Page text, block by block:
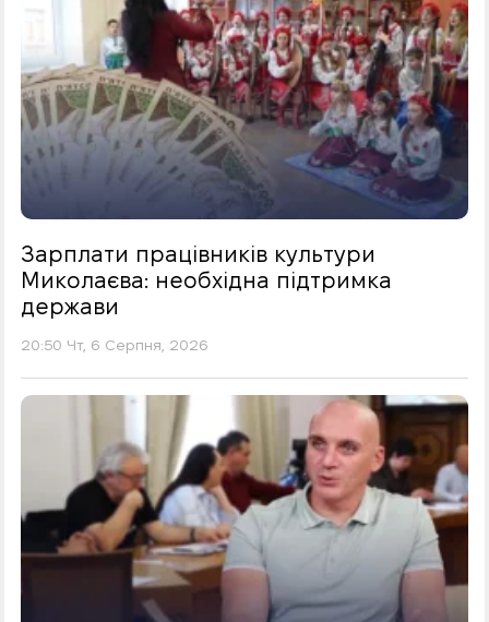
Зарплати працівників культури
Миколаєва: необхідна підтримка
держави
20:50 Чт, 6 Серпня, 2026